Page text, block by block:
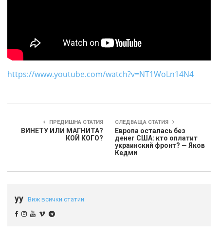
https://www.youtube.com/watch?v=NT1WoLn14N4
ПРЕДИШНА СТАТИЯ
ВИНЕТУ ИЛИ МАГНИТА?
КОЙ КОГО?
СЛЕДВАЩА СТАТИЯ
Европа осталась без
денег США: кто оплатит
украинский фронт? — Яков
Кедми
yy Виж всички статии